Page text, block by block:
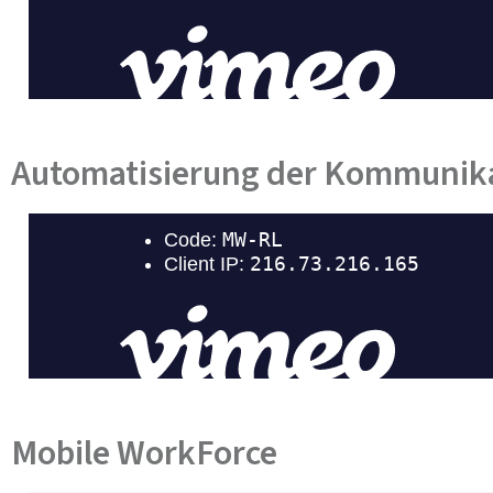
Automatisierung der
Mobile WorkForce​